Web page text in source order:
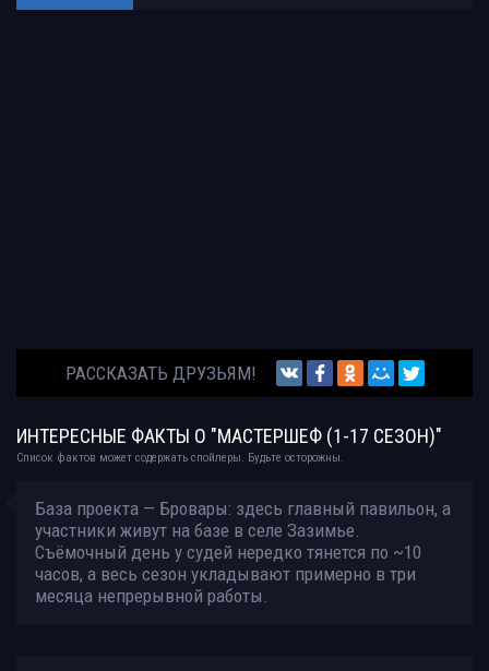
РАССКАЗАТЬ ДРУЗЬЯМ!
ИНТЕРЕСНЫЕ ФАКТЫ О "МАСТЕРШЕФ (1-17 СЕЗОН)"
Список фактов может содержать спойлеры. Будьте осторожны.
База проекта — Бровары: здесь главный павильон, а
участники живут на базе в селе Зазимье.
Съёмочный день у судей нередко тянется по ~10
часов, а весь сезон укладывают примерно в три
месяца непрерывной работы.